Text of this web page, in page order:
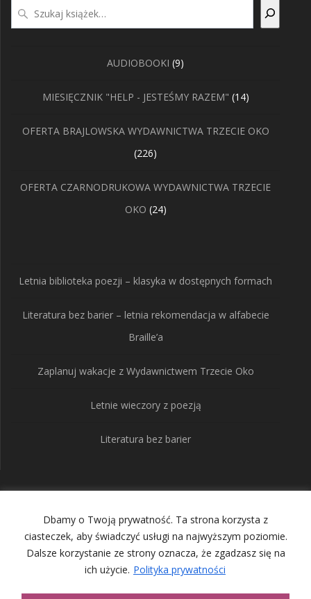
Dbamy o Twoją prywatność. Ta strona korzysta z
ciasteczek, aby świadczyć usługi na najwyższym poziomie.
Dalsze korzystanie ze strony oznacza, że zgadzasz się na
ich użycie. Polityka prywatności
AUDIOBOOKI 99
MIESIĘCZNIK "HELP - JESTEŚMY RAZEM" 1414
OFERTA BRAJLOWSKA WYDAWNICTWA TRZECIE OKO
226226
OFERTA CZARNODRUKOWA WYDAWNICTWA TRZECIE
OKO 2424
Letnia biblioteka poezji – klasyka w dostępnych formach
Literatura bez barier – letnia rekomendacja w alfabecie
Braille’a
Zaplanuj wakacje z Wydawnictwem Trzecie Oko
Letnie wieczory z poezją
Literatura bez barier
Wydawnictwo Trzecie
Oko
© 2026 Wydawnictwo Trzecie Oko. Built using WordPress and